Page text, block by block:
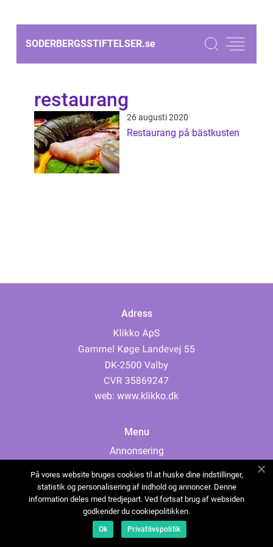
SODERBERGSSTIFTELSER.se
restaurang
26 augusti 2020
Restaurang på bästkusten
Adress
web: www.klikko.dk
Menu
Annonsering
Cookies
Kontakta oss
Sitemap
På vores website bruges cookies til at huske dine indstillinger,
statistik og personalisering af indhold og annoncer. Denne
information deles med tredjepart. Ved fortsat brug af websiden
godkender du cookiepolitikken.
Ok Privatlivspolitik